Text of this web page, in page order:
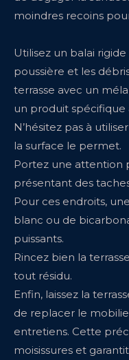
moindres recoins
Utilisez un balai
poussière et les
terrasse avec un
un produit spécifique
N’hésitez pas à
la surface le permet.
Portez une attention
présentant des
Pour ces endroits,
blanc ou de
puissants.
Rincez bien la
tout résidu.
Enfin, laissez la
de replacer le
entretiens. Cette
moisissures et